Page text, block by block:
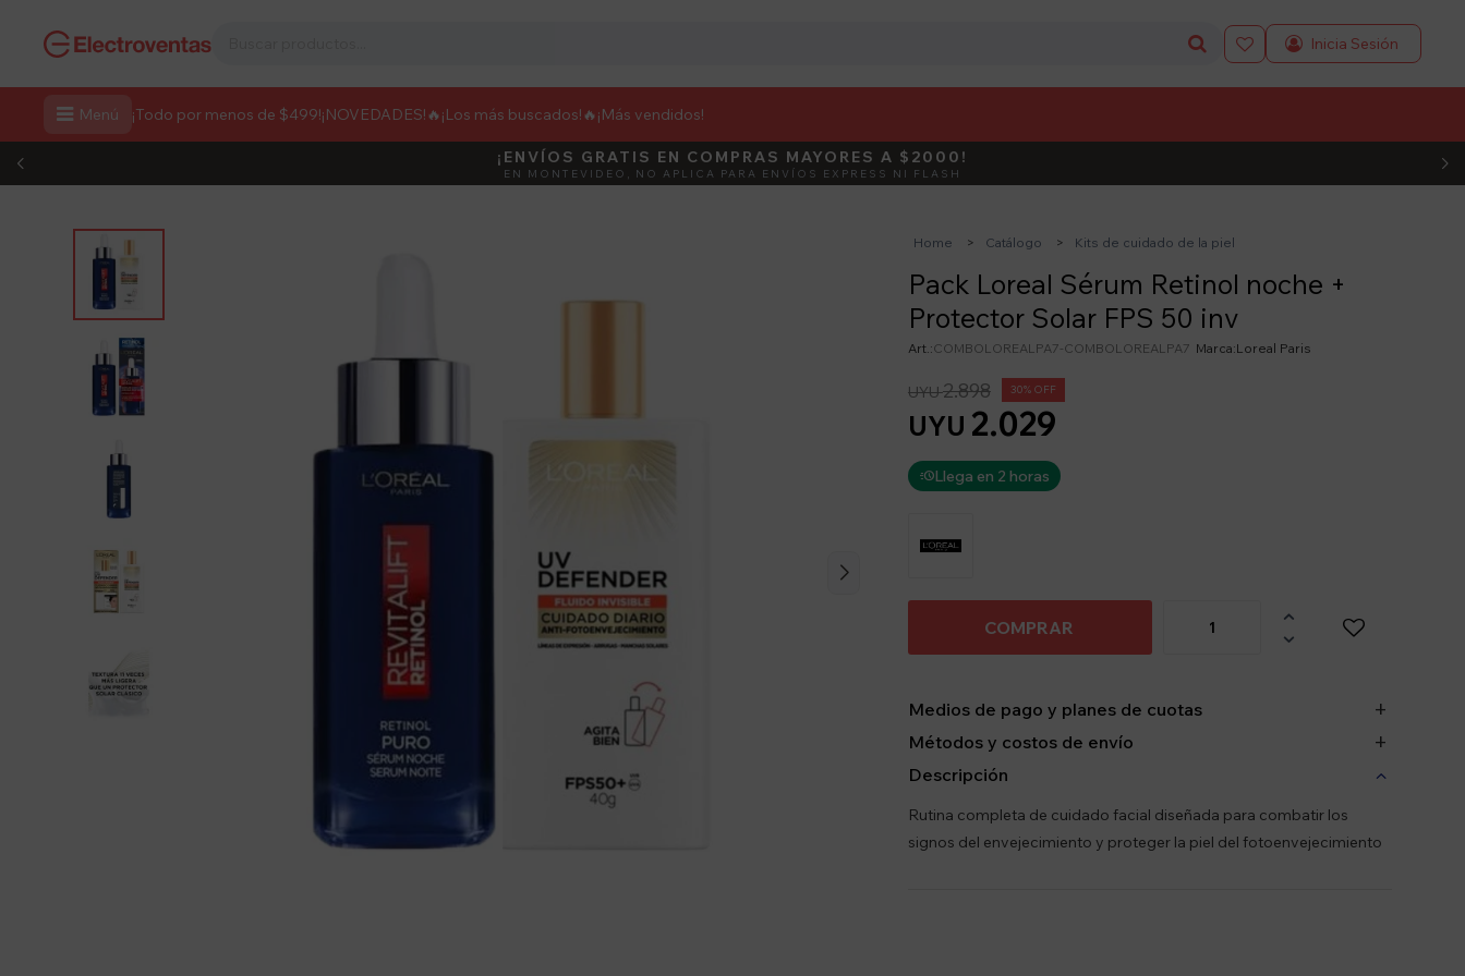
 Menú ¡Todo por menos de $499!¡NOVEDADES! 🔥¡Los más buscados!🔥 ¡Más vendidos!

DEBUT ACTIVÁ EL CÓDIGO
¡ENVÍOS GRATIS EN COMPRAS MAYORES A $2000!
EN MONTEVIDEO, NO APLICA PARA ENVÍOS EXPRESS NI FLASH
Home Catálogo Kits de cuidado de la piel
Pack Loreal Sérum Retinol noche +
Protector Solar FPS 50 inv
COMBOLOREALPA7-COMBOLOREALPA7 Loreal Paris
UYU 2.029
UYU2.898 30
Llega en 2 horas
COMPRAR


Medios de pago y planes de cuotas
Métodos y costos de envío
Descripción
Rutina completa de cuidado facial diseñada para combatir los
signos del envejecimiento y proteger la piel del fotoenvejecimiento